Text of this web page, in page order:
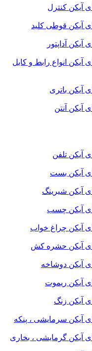
کنترل
قوطی کلید
آداپتور
انواع رابط و کابل
باتری
آنتن
تلفن
بست
شیرینگ
چسب
چراغ خواب
حشره کش
دوشاخه
ریموت
زنگ
سرمایشی ، پنکه
گرمایشی ، بخاری